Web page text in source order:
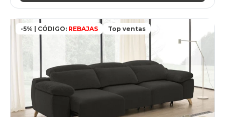
-5% | CÓDIGO: REBAJAS Top ventas